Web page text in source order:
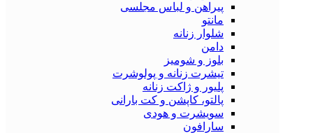
پیراهن و لباس مجلسی
مانتو
شلوار زنانه
دامن
بلوز و شومیز
تیشرت زنانه و پولوشرت
پلیور و ژاکت زنانه
پالتو، کاپشن و کت بارانی
سویشرت و هودی
سارافون